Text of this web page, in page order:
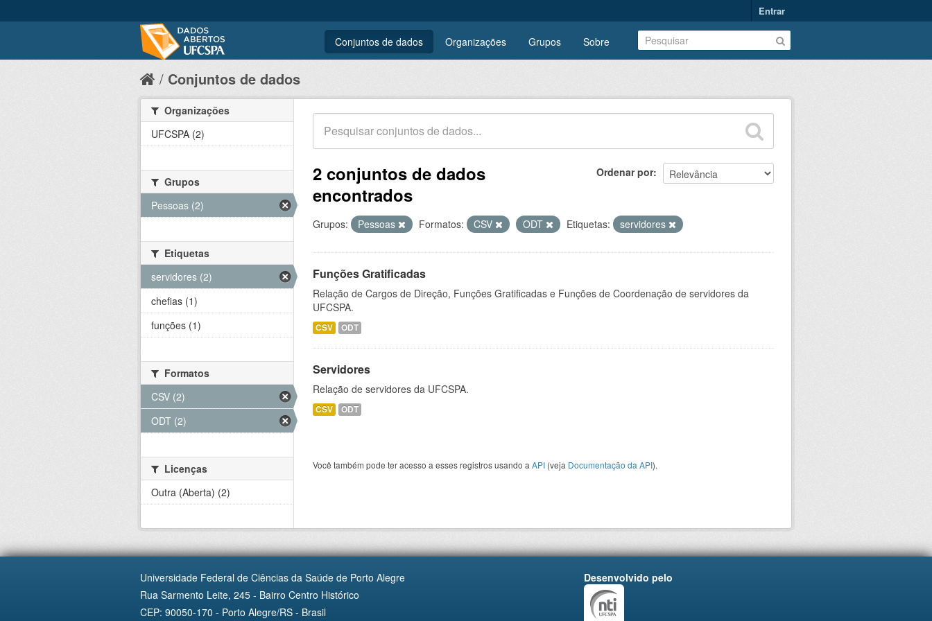
Entrar
Conjuntos de dados Organizações Grupos Sobre
Conjuntos de dados
Ordenar por
2 conjuntos de dados
encontrados
Grupos: Pessoas Formatos: CSV ODT Etiquetas: servidores
Funções Gratificadas
Relação de Cargos de Direção, Funções Gratificadas e Funções de Coordenação de servidores da
UFCSPA.
CSV ODT
Servidores
Relação de servidores da UFCSPA.
CSV ODT
Você também pode ter acesso a esses registros usando a API (veja Documentação da API).
Organizações
UFCSPA (2)
Grupos
Pessoas (2)
Etiquetas
servidores (2)
chefias (1)
funções (1)
Formatos
CSV (2)
ODT (2)
Licenças
Outra (Aberta) (2)
Universidade Federal de Ciências da Saúde de Porto Alegre
Rua Sarmento Leite, 245 - Bairro Centro Histórico
CEP: 90050-170 - Porto Alegre/RS - Brasil
Desenvolvido pelo